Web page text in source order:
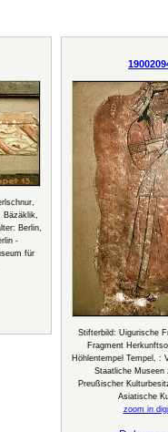
Bäzäklik,
Berlin,
-
für
Stifterbild: Uigurische
Fragment
Höhlentempel Tempel, :
Staatliche Museen
Preußischer
Asiatische
zoom in